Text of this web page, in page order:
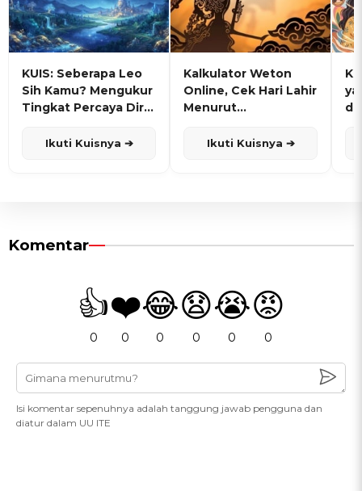
KUIS: Seberapa Leo
Sih Kamu? Mengukur
Tingkat Percaya Diri
Ikuti Kuisnya ➔
Kalkulator Weton
Online, Cek Hari Lahir
Menurut
Ikuti Kuisnya ➔
Komentar
👍
0
❤️
0
😂
0
😧
0
😭
0
😡
0
Isi komentar sepenuhnya adalah tanggung jawab pengguna dan
diatur dalam UU ITE